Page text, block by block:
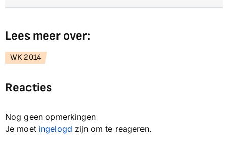
Lees meer over:
WK 2014
Reacties
Nog geen opmerkingen
Je moet ingelogd zijn om te reageren.